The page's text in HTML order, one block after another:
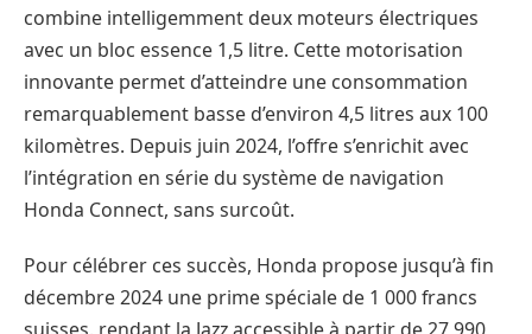
combine intelligemment deux moteurs électriques
avec un bloc essence 1,5 litre. Cette motorisation
innovante permet d’atteindre une consommation
remarquablement basse d’environ 4,5 litres aux 100
kilomètres. Depuis juin 2024, l’offre s’enrichit avec
l’intégration en série du système de navigation
Honda Connect, sans surcoût.
Pour célébrer ces succès, Honda propose jusqu’à fin
décembre 2024 une prime spéciale de 1 000 francs